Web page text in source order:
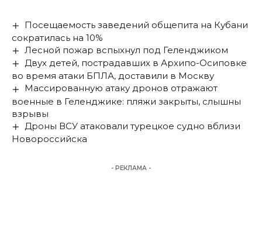
Посещаемость заведений общепита на Кубани
сократилась на 10%
Лесной пожар вспыхнул под Геленджиком
Двух детей, пострадавших в Архипо-Осиповке
во время атаки БПЛА, доставили в Москву
Массированную атаку дронов отражают
военные в Геленджике: пляжи закрыты, слышны
взрывы
Дроны ВСУ атаковали турецкое судно вблизи
Новороссийска
- РЕКЛАМА -